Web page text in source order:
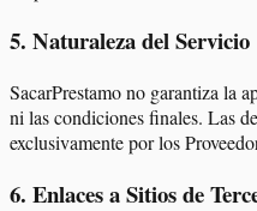
5. Naturaleza del Servicio
SacarPrestamo no garantiza la
ni las condiciones finales. Las
exclusivamente por los
6. Enlaces a Sitios de